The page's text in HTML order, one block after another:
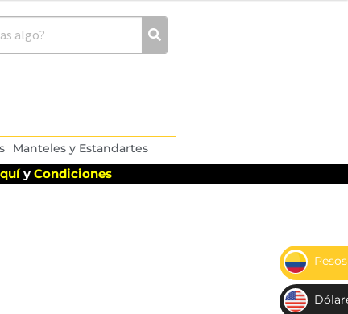
Manteles y Estandartes
y Condiciones
$